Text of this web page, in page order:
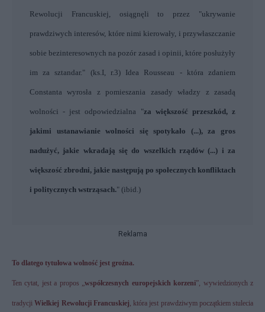
Rewolucji Francuskiej, osiągnęli to przez "ukrywanie
prawdziwych interesów, które nimi kierowały, i przywłaszczanie
sobie bezinteresownych na pozór zasad i opinii, które posłużyły
im za sztandar." (ks.I, r.3) Idea Rousseau - która zdaniem
Constanta wyrosła z pomieszania zasady władzy z zasadą
wolności - jest odpowiedzialna "za większość przeszkód, z
jakimi ustanawianie wolności się spotykało (...), za gros
nadużyć, jakie wkradają się do wszelkich rządów (...) i za
większość zbrodni, jakie następują po społecznych konfliktach
i politycznych wstrząsach." (ibid.)
Reklama
To dlatego tytułowa wolność jest groźna.
Ten cytat, jest a propos „współczesnych europejskich korzeni”, wywiedzionych z
tradycjiWielkiej Rewolucji Francuskiej , która jest prawdziwym początkiem stulecia